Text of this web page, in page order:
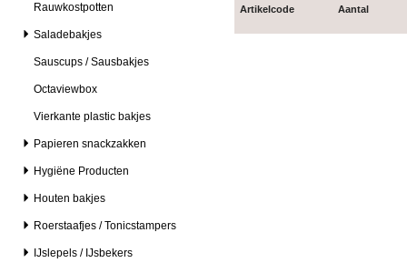
Rauwkostpotten
Saladebakjes
Sauscups / Sausbakjes
Octaviewbox
Vierkante plastic bakjes
Papieren snackzakken
Hygiëne Producten
Houten bakjes
Roerstaafjes / Tonicstampers
IJslepels / IJsbekers
Artikelcode Aantal